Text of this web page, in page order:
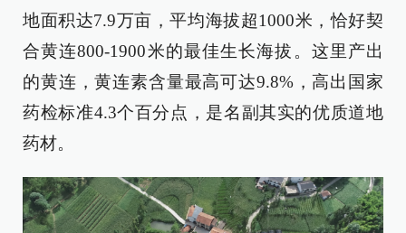
地面积达7.9万亩，平均海拔超1000米，恰好契
合黄连800-1900米的最佳生长海拔。这里产出
的黄连，黄连素含量最高可达9.8%，高出国家
药检标准4.3个百分点，是名副其实的优质道地
药材。